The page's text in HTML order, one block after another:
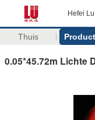
Hefei
Thuis
0.05*45.72m Lichte